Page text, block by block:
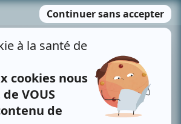
MENU
Recherche avancée »